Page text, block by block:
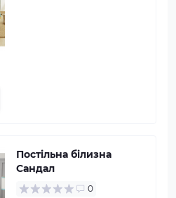
Постільна білизна
Сандал
0